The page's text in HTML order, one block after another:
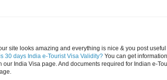
site looks amazing and everything is nice & you post
30 days India e-Tourist Visa Validity? You can get
our India Visa page. And documents required for Indian e-